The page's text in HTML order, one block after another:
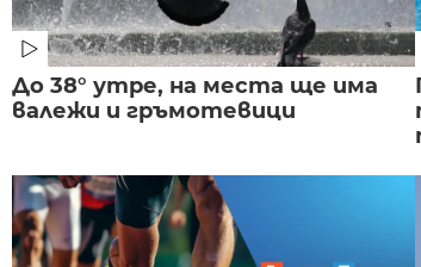
До 38° утре, на места ще има
валежи и гръмотевици